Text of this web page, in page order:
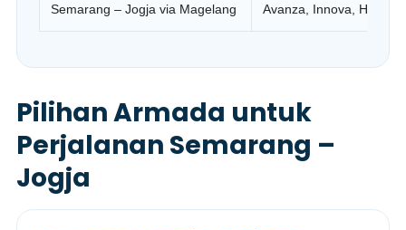
Semarang – Jogja via Magelang Avanza, Innova, Hiace
Pilihan Armada untuk
Perjalanan Semarang –
Jogja